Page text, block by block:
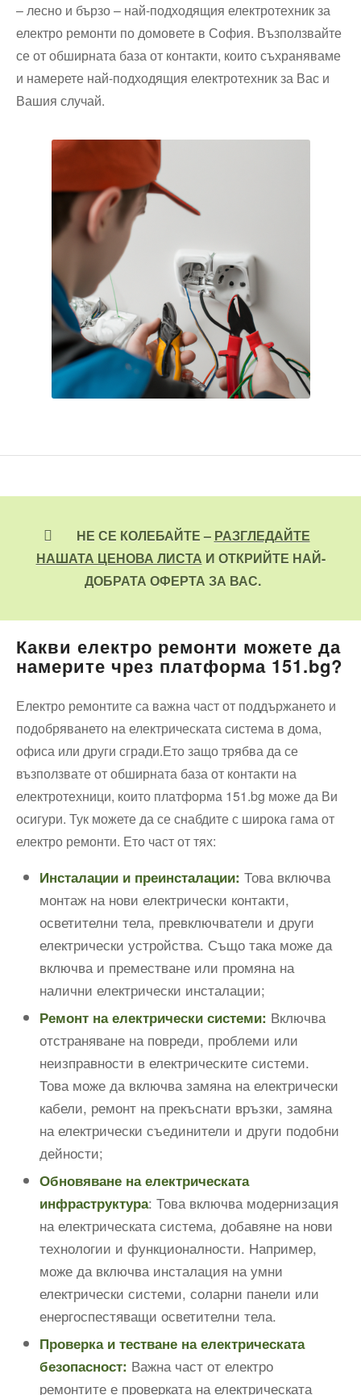
– лесно и бързо – най-подходящия електротехник за
електро ремонти по домовете в София. Възползвайте
се от обширната база от контакти, които съхраняваме
и намерете най-подходящия електротехник за Вас и
Вашия случай.
НЕ СЕ КОЛЕБАЙТЕ – РАЗГЛЕДАЙТЕ
НАШАТА ЦЕНОВА ЛИСТА И ОТКРИЙТЕ НАЙ-
ДОБРАТА ОФЕРТА ЗА ВАС.
Какви електро ремонти можете да
намерите чрез платформа 151.bg?
Електро ремонтите са важна част от поддържането и
подобряването на електрическата система в дома,
офиса или други сгради.Ето защо трябва да се
възползвате от обширната база от контакти на
електротехници, които платформа 151.bg може да Ви
осигури. Тук можете да се снабдите с широка гама от
електро ремонти. Ето част от тях:
Инсталации и преинсталации: Това включва
монтаж на нови електрически контакти,
осветителни тела, превключватели и други
електрически устройства. Също така може да
включва и преместване или промяна на
налични електрически инсталации;
Ремонт на електрически системи: Включва
отстраняване на повреди, проблеми или
неизправности в електрическите системи.
Това може да включва замяна на електрически
кабели, ремонт на прекъснати връзки, замяна
на електрически съединители и други подобни
дейности;
Обновяване на електрическата
инфраструктура: Това включва модернизация
на електрическата система, добавяне на нови
технологии и функционалности. Например,
може да включва инсталация на умни
електрически системи, соларни панели или
енергоспестяващи осветителни тела.
Проверка и тестване на електрическата
безопасност: Важна част от електро
ремонтите е проверката на електрическата